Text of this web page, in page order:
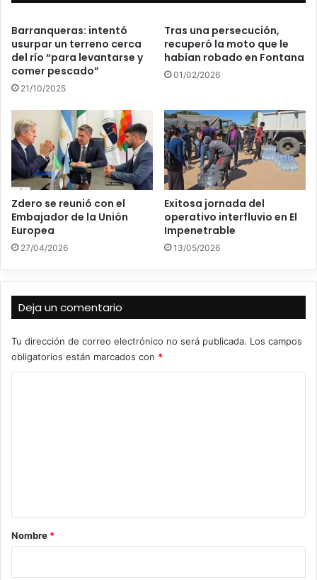
Barranqueras: intentó
usurpar un terreno cerca
del río “para levantarse y
comer pescado”
21/10/2025
Tras una persecución,
recuperó la moto que le
habían robado en Fontana
01/02/2026
Zdero se reunió con el
Embajador de la Unión
Europea
27/04/2026
Exitosa jornada del
operativo interfluvio en El
Impenetrable
13/05/2026
Deja un comentario
Tu dirección de correo electrónico no será publicada. Los campos
obligatorios están marcados con *
rNombre *